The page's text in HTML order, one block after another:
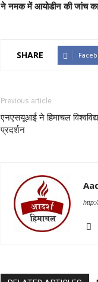
ने नमक में आयोडीन की जांच का
SHARE
Previous article
एनएसयूआई ने हिमाचल
प्रदर्शन